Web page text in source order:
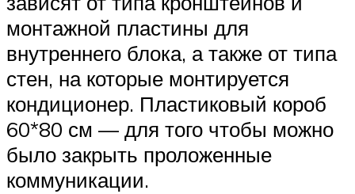
монтажной пластины для
внутреннего блока, а также от типа
стен, на которые монтируется
кондиционер. Пластиковый короб
60*80 см — для того чтобы можно
было закрыть проложенные
коммуникации.